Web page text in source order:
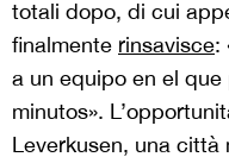
totali dopo, di cui
finalmente rinsavisce:
a un equipo en el
minutos».
Leverkusen, una città